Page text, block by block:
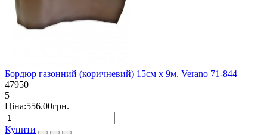
Бордюр газонний (коричневий) 15см х 9м. Verano 71-844
47950
5
Ціна:556.00грн.
Купити